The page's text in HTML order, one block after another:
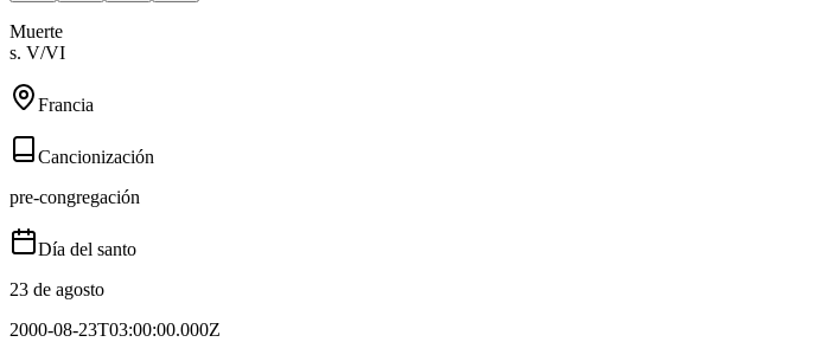
Muerte
s. V/VI
Francia
Cancionización
pre-congregación
Día del santo
23 de agosto
2000-08-23T03:00:00.000Z